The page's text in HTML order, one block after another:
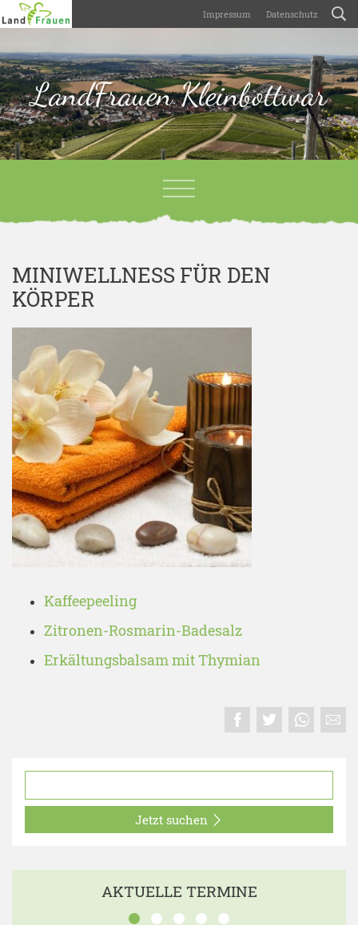
Impressum Datenschutz
LandFrauen Kleinbottwar
MINIWELLNESS FÜR DEN
KÖRPER
Kaffeepeeling
Zitronen-Rosmarin-Badesalz
Erkältungsbalsam mit Thymian
Jetzt suchen
AKTUELLE TERMINE